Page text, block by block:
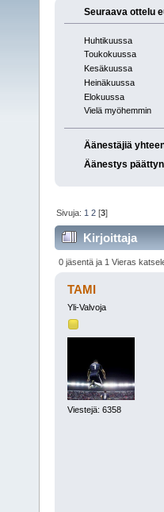
Seuraava ottelu
Huhtikuussa
Toukokuussa
Kesäkuussa
Heinäkuussa
Elokuussa
Vielä myöhemmin
Äänestäjiä
Äänestys
Sivuja: 1 2 [3]
Kirjoittaja
(Luettu 14840
0 jäsentä ja 1 Vieras
TAMI
Yli-Valvoja
Viestejä: 6358